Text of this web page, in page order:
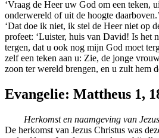
‘Vraag de Heer uw God om een teken,
onderwereld of uit de hoogte
‘Dat doe ik niet, ik stel de Heer niet op
profeet: ‘Luister, huis van David! Is het
tergen, dat u ook nog mijn God moet
zelf een teken aan u: Zie, de jonge
zoon ter wereld brengen, en u zult hem
Evangelie: Mattheus 1,
Herkomst en naamgeving van Jezus
De herkomst van Jezus Christus was